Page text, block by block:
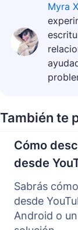
Myra
También te
Cómo
desde
Sabrás
desde
Android o